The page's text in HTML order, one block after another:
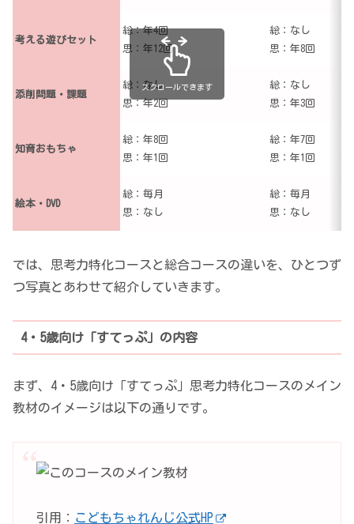
考える遊びセット
総：年4回
思：年12回
総：なし
思：年8回
添削問題・課題
総：なし
思：年2回
総：なし
思：年3回
知育おもちゃ
総：年8回
思：年1回
総：年7回
思：年1回
絵本・DVD
総：毎月
思：なし
総：毎月
思：なし
スクロールできます
では、思考力特化コースと総合コースの違いを、ひとつず
つ写真とあわせて紹介していきます。
4・5歳向け「すてっぷ」の内容
まず、4・5歳向け「すてっぷ」思考力特化コースのメイン
教材のイメージは以下の通りです。
引用： こどもちゃれんじ公式HP